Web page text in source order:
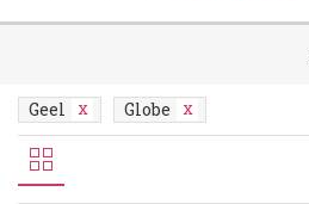
Geel Globe